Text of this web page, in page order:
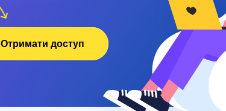
Отримати доступ